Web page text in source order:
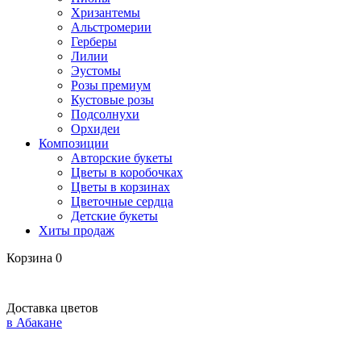
Хризантемы
Альстромерии
Герберы
Лилии
Эустомы
Розы премиум
Кустовые розы
Подсолнухи
Орхидеи
Композиции
Авторские букеты
Цветы в коробочках
Цветы в корзинах
Цветочные сердца
Детские букеты
Хиты продаж
Корзина 0
Доставка цветов
в Абакане